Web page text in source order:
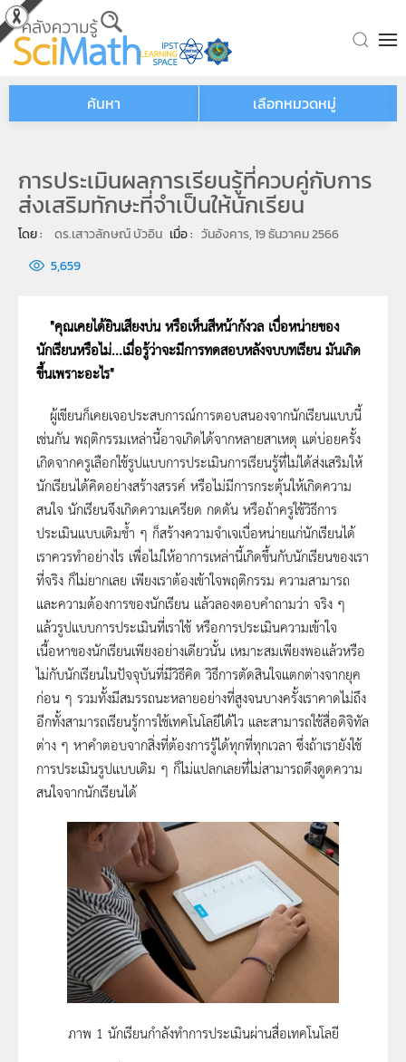
Skip to main content
ค้นหา เลือกหมวดหมู่
การประเมินผลการเรียนรู้ที่ควบคู่กับการ
ส่งเสริมทักษะที่จำเป็นให้นักเรียน
โดย : ดร.เสาวลักษณ์ บัวอิน เมื่อ : วันอังคาร, 19 ธันวาคม 2566
5,659
"คุณเคยได้ยินเสียงบ่น หรือเห็นสีหน้ากังวล เบื่อหน่ายของ
นักเรียนหรือไม่...เมื่อรู้ว่าจะมีการทดสอบหลังจบบทเรียน มันเกิด
ขึ้นเพราะอะไร"
ผู้เขียนก็เคยเจอประสบการณ์การตอบสนองจากนักเรียนแบบนี้
เช่นกัน พฤติกรรมเหล่านี้อาจเกิดได้จากหลายสาเหตุ แต่บ่อยครั้ง
เกิดจากครูเลือกใช้รูปแบบการประเมินการเรียนรู้ที่ไม่ได้ส่งเสริมให้
นักเรียนได้คิดอย่างสร้างสรรค์ หรือไม่มีการกระตุ้นให้เกิดความ
สนใจ นักเรียนจึงเกิดความเครียด กดดัน หรือถ้าครูใช้วิธีการ
ประเมินแบบเดิมช้ำ ๆ ก็สร้างความจำเจเบื่อหน่ายแก่นักเรียนได้
เราควรทำอย่างไร เพื่อไม่ให้อาการเหล่านี้เกิดขึ้นกับนักเรียนของเรา
ที่จริง ก็ไม่ยากเลย เพียงเราต้องเข้าใจพฤติกรรม ความสามารถ
และความต้องการของนักเรียน แล้วลองตอบคำถามว่า จริง ๆ
แล้วรูปแบบการประเมินที่เราใช้ หรือการประเมินความเข้าใจ
เนื้อหาของนักเรียนเพียงอย่างเดียวนั้น เหมาะสมเพียงพอแล้วหรือ
ไม่กับนักเรียนในปัจจุบันที่มีวิธีคิด วิธีการตัดสินใจแตกต่างจากยุค
ก่อน ๆ รวมทั้งมีสมรรถนะหลายอย่างที่สูงจนบางครั้งเราคาดไม่ถึง
อีกทั้งสามารถเรียนรู้การใช้เทคโนโลยีได้ไว และสามารถใช้สื่อดิจิทัล
ต่าง ๆ หาคำตอบจากสิ่งที่ต้องการรู้ได้ทุกที่ทุกเวลา ซึ่งถ้าเรายังใช้
การประเมินรูปแบบเดิม ๆ ก็ไม่แปลกเลยที่ไม่สามารถดึงดูดความ
สนใจจากนักเรียนได้
ภาพ 1 นักเรียนกำลังทำการประเมินผ่านสื่อเทคโนโลยี